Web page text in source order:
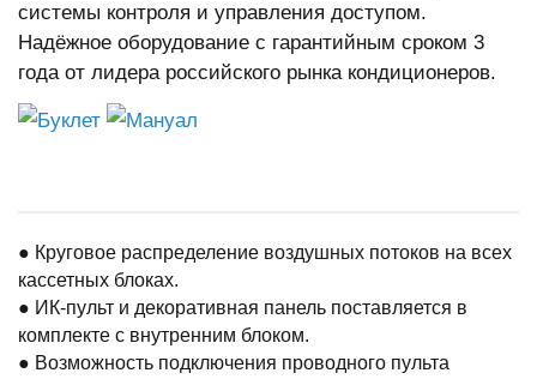
системы контроля и управления доступом.
Надёжное оборудование с гарантийным сроком 3
года от лидера российского рынка кондиционеров.
Буклет Мануал
● Круговое распределение воздушных потоков на всех
кассетных блоках.
● ИК-пульт и декоративная панель поставляется в
комплекте с внутренним блоком.
● Возможность подключения проводного пульта